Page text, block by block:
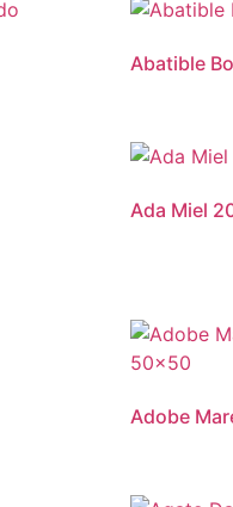
Abatible
Ada Miel
Adobe